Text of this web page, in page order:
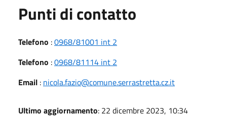
Punti di contatto
Telefono :0968/81001 int 2
Telefono :0968/81114 int 2
Email : nicola.fazio@comune.serrastretta.cz.it
Ultimo aggiornamento: 22 dicembre 2023, 10:34